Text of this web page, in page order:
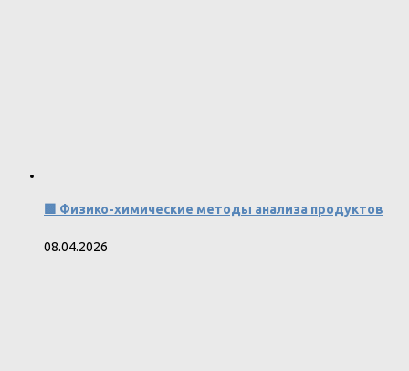
🟩 Физико-химические методы анализа продуктов
08.04.2026